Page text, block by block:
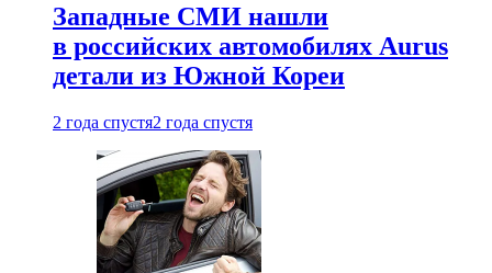
Западные СМИ нашли
в российских автомобилях Aurus
детали из Южной Кореи
2 года спустя2 года спустя